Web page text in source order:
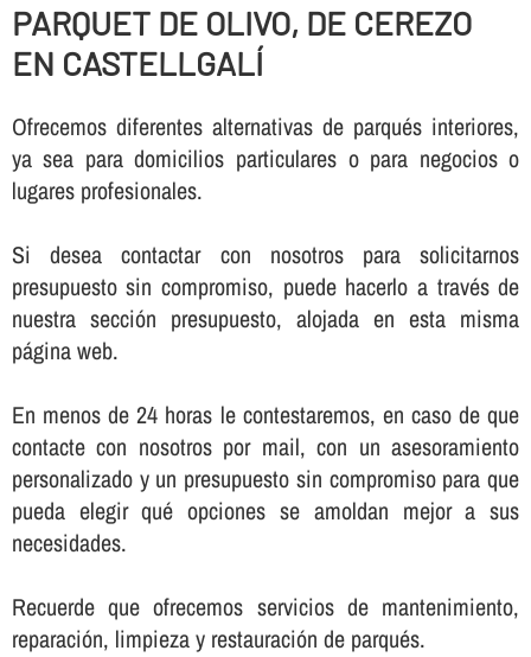
PARQUET DE OLIVO, DE CEREZO
EN CASTELLGALÍ
Ofrecemos diferentes alternativas de parqués interiores,
ya sea para domicilios particulares o para negocios o
lugares profesionales.
Si desea contactar con nosotros para solicitarnos
presupuesto sin compromiso, puede hacerlo a través de
nuestra sección presupuesto, alojada en esta misma
página web.
En menos de 24 horas le contestaremos, en caso de que
contacte con nosotros por mail, con un asesoramiento
personalizado y un presupuesto sin compromiso para que
pueda elegir qué opciones se amoldan mejor a sus
necesidades.
Recuerde que ofrecemos servicios de mantenimiento,
reparación, limpieza y restauración de parqués.